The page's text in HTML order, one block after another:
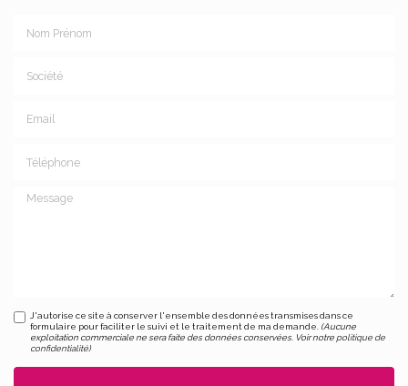
Message
J'autorise ce site à conserver l'ensemble des données transmises dans ce
formulaire pour faciliter le suivi et le traitement de ma demande. (Aucune
exploitation commerciale ne sera faite des données conservées. Voir notrepolitique de
confidentialité)